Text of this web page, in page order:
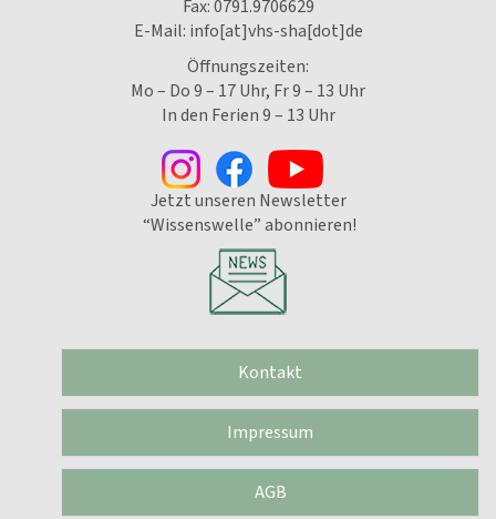
Fax: 0791.9706629
E-Mail: info[at]vhs-sha[dot]de
Öffnungszeiten:
Mo – Do 9 – 17 Uhr, Fr 9 – 13 Uhr
In den Ferien 9 – 13 Uhr
Jetzt unseren Newsletter
“Wissenswelle” abonnieren!
Kontakt
Impressum
AGB